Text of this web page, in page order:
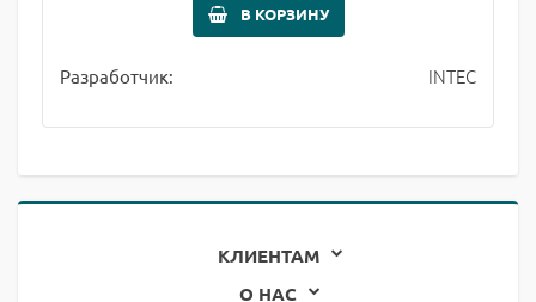
В КОРЗИНУ
Разработчик: INTEC
КЛИЕНТАМ
О НАС